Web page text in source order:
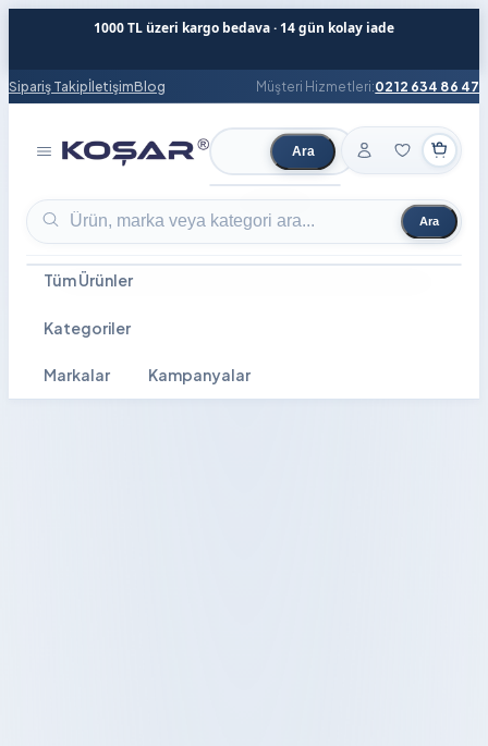
1000 TL üzeri kargo bedava · 14 gün kolay iade
Sipariş TakipİletişimBlog Müşteri Hizmetleri:0212 634 86 47
Ürün ara Ara
Ürün ara Ara
Tüm Ürünler
Kategoriler
Markalar Kampanyalar